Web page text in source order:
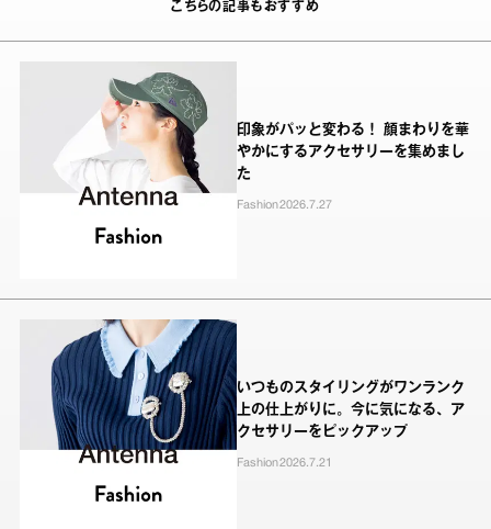
こちらの記事もおすすめ
印象がパッと変わる！ 顔まわりを華
やかにするアクセサリーを集めまし
た
Fashion2026.7.27
いつものスタイリングがワンランク
上の仕上がりに。今に気になる、ア
クセサリーをピックアップ
Fashion2026.7.21